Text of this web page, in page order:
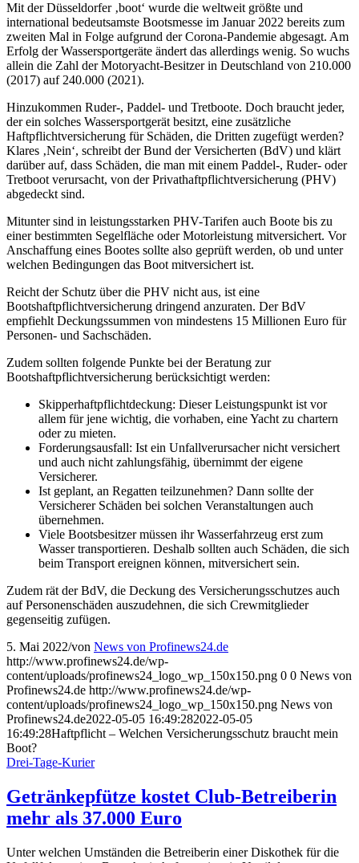
Mit der Düsseldorfer ‚boot‘ wurde die weltweit größte und
international bedeutsamste Bootsmesse im Januar 2022 bereits zum
zweiten Mal in Folge aufgrund der Corona-Pandemie abgesagt. Am
Erfolg der Wassersportgeräte ändert das allerdings wenig. So wuchs
allein die Zahl der Motoryacht-Besitzer in Deutschland von 210.000
(2017) auf 240.000 (2021).
Hinzukommen Ruder-, Paddel- und Tretboote. Doch braucht jeder,
der ein solches Wassersportgerät besitzt, eine zusätzliche
Haftpflichtversicherung für Schäden, die Dritten zugefügt werden?
Klares ‚Nein‘, schreibt der Bund der Versicherten (BdV) und klärt
darüber auf, dass Schäden, die man mit einem Paddel-, Ruder- oder
Tretboot verursacht, von der Privathaftpflichtversicherung (PHV)
abgedeckt sind.
Mitunter sind in leistungsstarken PHV-Tarifen auch Boote bis zu
einer bestimmten Segelfläche oder Motorleistung mitversichert. Vor
Anschaffung eines Bootes sollte also geprüft werden, ob und unter
welchen Bedingungen das Boot mitversichert ist.
Reicht der Schutz über die PHV nicht aus, ist eine
Bootshaftpflichtversicherung dringend anzuraten. Der BdV
empfiehlt Deckungssummen von mindestens 15 Millionen Euro für
Personen- und Sachschäden.
Zudem sollten folgende Punkte bei der Beratung zur
Bootshaftpflichtversicherung berücksichtigt werden:
Skipperhaftpflichtdeckung: Dieser Leistungspunkt ist vor
allem für jene wichtig, die vorhaben, eine Yacht zu chartern
oder zu mieten.
Forderungsausfall: Ist ein Unfallverursacher nicht versichert
und auch nicht zahlungsfähig, übernimmt der eigene
Versicherer.
Ist geplant, an Regatten teilzunehmen? Dann sollte der
Versicherer Schäden bei solchen Veranstaltungen auch
übernehmen.
Viele Bootsbesitzer müssen ihr Wasserfahrzeug erst zum
Wasser transportieren. Deshalb sollten auch Schäden, die sich
beim Transport ereignen können, mitversichert sein.
Zudem rät der BdV, die Deckung des Versicherungsschutzes auch
auf Personenschäden auszudehnen, die sich Crewmitglieder
gegenseitig zufügen.
5. Mai 2022/von News von Profinews24.de
http://www.profinews24.de/wp-
content/uploads/profinews24_logo_wp_150x150.png 0 0 News von
Profinews24.de http://www.profinews24.de/wp-
content/uploads/profinews24_logo_wp_150x150.png News von
Profinews24.de2022-05-05 16:49:282022-05-05
16:49:28Haftpflicht – Welchen Versicherungsschutz braucht mein
Boot?
Drei-Tage-Kurier
Getränkepfütze kostet Club-Betreiberin
mehr als 37.000 Euro
Unter welchen Umständen die Betreiberin einer Diskothek für die